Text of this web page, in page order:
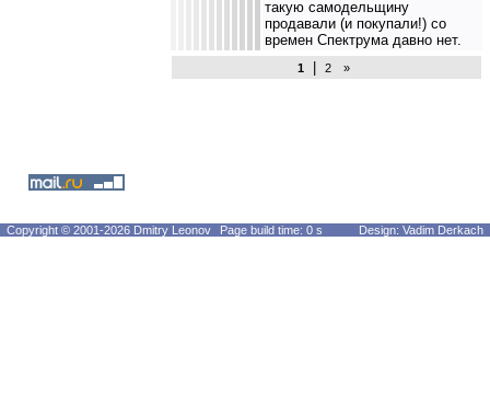
такую самодельщину
продавали (и покупали!) со
времен Спектрума давно нет.
1| 2 »
Copyright © 2001-2026 Dmitry Leonov Page build time: 0 s Design: Vadim Derkach